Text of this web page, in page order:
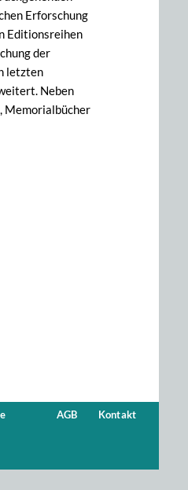
Erforschung
Editionsreihen
der
letzten
Neben
Memorialbücher
AGB Kontakt